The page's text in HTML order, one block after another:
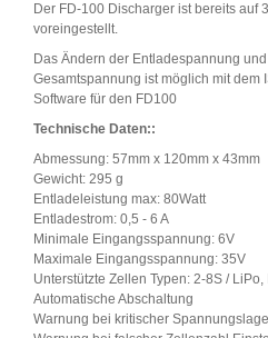
Der FD-100 Discharger ist bereits auf
voreingestellt.
Das Ändern der Entladespannung
Gesamtspannung ist möglich mit dem
Software für den FD100
Technische Daten::
Abmessung: 57mm x 120mm x 43mm
Gewicht: 295 g
Entladeleistung max: 80Watt
Entladestrom: 0,5 - 6 A
Minimale Eingangsspannung: 6V
Maximale Eingangsspannung: 35V
Unterstützte Zellen Typen: 2-8S /
Automatische Abschaltung
Warnung bei kritischer Spannungslage